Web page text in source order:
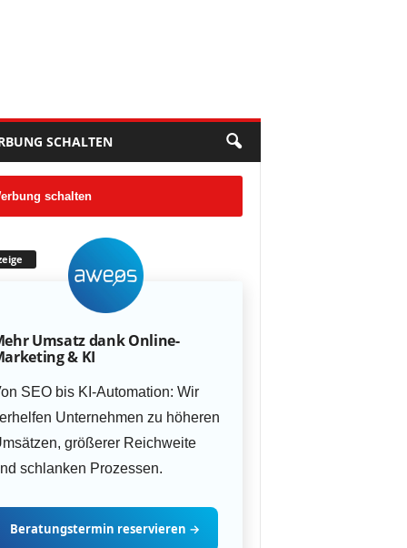
SCHALTEN
schalten
Umsatz dank Online-
& KI
SEO bis KI-Automation: Wir
Unternehmen zu höheren
größerer Reichweite
schlanken Prozessen.
Beratungstermin reservieren →